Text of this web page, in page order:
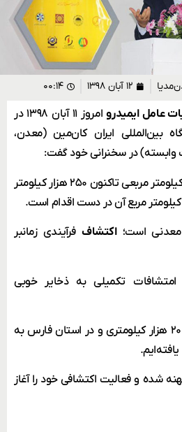
۱۲ آبان ۱۳۹۸ ۰۰:۱۴
عامل ایمیدرو
امروز ۱۱ آبان ۱۳۹۸ در
بین‌المللی ایران کان‌مین (معدن،
وابسته) در سخنرانی خود گفت:
از برنامه اکتشاف ۶۵۰ هزار کیلومتر مربعی تاکنون ۲۵۰ هزار کیلومتر
معدنی است؛اکتشاففرآیندی زمانبر
تکمیلی به ذخایر خوبی
در استان اصفهان به پهنه ۲۰ هزار کیلومتری و در استان فارس به
۱۲ پهنه شده و فعالیت اکتشافی خود را آغاز